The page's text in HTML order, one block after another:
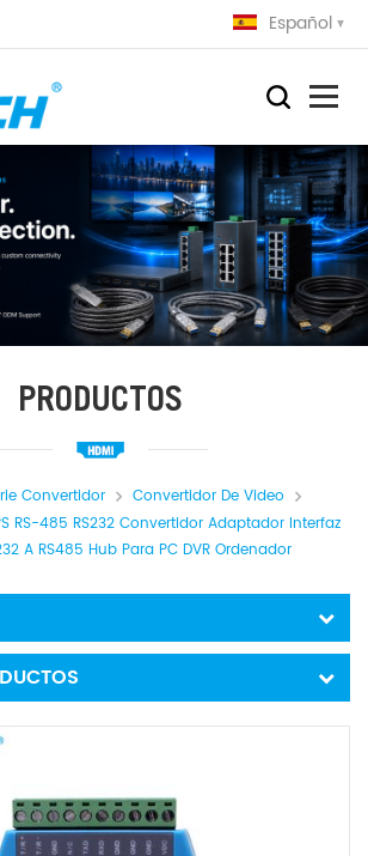
Español
PRODUCTOS
Convertidor
Convertidor De Video
RS-485 RS232 Convertidor Adaptador Interfaz
A RS485 Hub Para PC DVR Ordenador